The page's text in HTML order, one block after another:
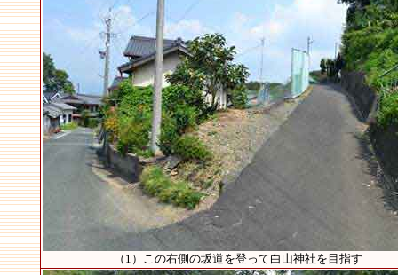
（1）この右側の坂道を登って白山神社を目指す